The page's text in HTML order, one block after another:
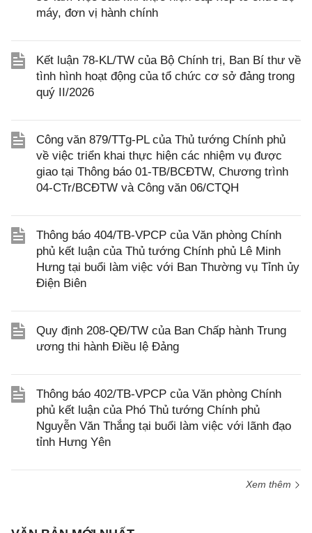
máy, đơn vị hành chính
Kết luận 78-KL/TW của Bộ Chính trị, Ban Bí thư về
tình hình hoạt động của tổ chức cơ sở đảng trong
quý II/2026
Công văn 879/TTg-PL của Thủ tướng Chính phủ
về việc triển khai thực hiện các nhiệm vụ được
giao tại Thông báo 01-TB/BCĐTW, Chương trình
04-CTr/BCĐTW và Công văn 06/CTQH
Thông báo 404/TB-VPCP của Văn phòng Chính
phủ kết luận của Thủ tướng Chính phủ Lê Minh
Hưng tại buổi làm việc với Ban Thường vụ Tỉnh ủy
Điện Biên
Quy định 208-QĐ/TW của Ban Chấp hành Trung
ương thi hành Điều lệ Đảng
Thông báo 402/TB-VPCP của Văn phòng Chính
phủ kết luận của Phó Thủ tướng Chính phủ
Nguyễn Văn Thắng tại buổi làm việc với lãnh đạo
tỉnh Hưng Yên
Xem thêm